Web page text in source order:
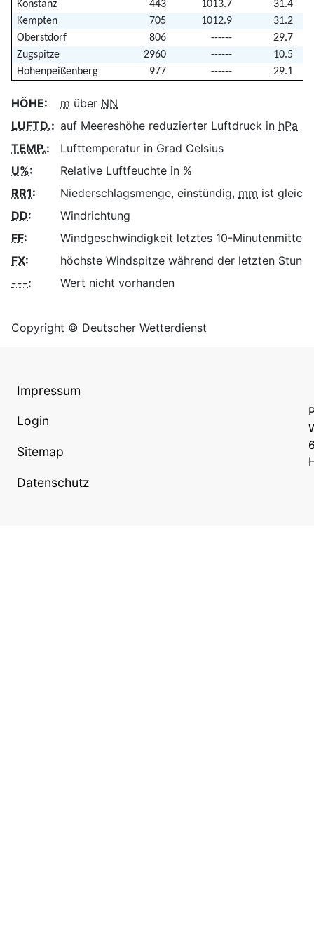
Konstanz 443 1013.7
31.4
Kempten
705 1012.9
31.2
Oberstdorf
806 ------
29.7
Zugspitze
2960 ------
10.5
Hohenpeißenberg
977 ------ 29.1
HÖHE: m über NN
LUFTD.: auf Meereshöhe reduzierter Luftdruck in hPa
TEMP.:
Lufttemperatur in Grad Celsius
U%:
Relative Luftfeuchte in %
RR1: Niederschlagsmenge, einstündig, mm ist
DD:
Windrichtung
FF:
Windgeschwindigkeit letztes 10-Minutenmittel
FX:
höchste Windspitze während der letzten
---: Wert nicht vorhanden
Copyright © Deutscher Wetterdienst
Impressum
Login
Sitemap
Datenschutz